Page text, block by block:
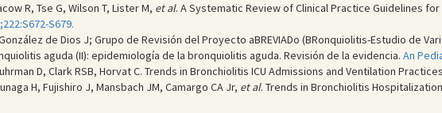
R, Tse G, Wilson T, Lister M, et al. A Systematic Review of Clinical Practice Guidelines
S679.
de Dios J; Grupo de Revisión del Proyecto aBREVIADo (BRonquiolitis-Estudio de
aguda (II): epidemiología de la bronquiolitis aguda. Revisión de la evidencia. An
D, Clark RSB, Horvat C. Trends in Bronchiolitis ICU Admissions and Ventilation
H, Fujishiro J, Mansbach JM, Camargo CA Jr, et al. Trends in Bronchiolitis